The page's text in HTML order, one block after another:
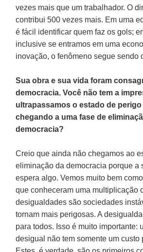
vezes mais que um trabalhador. O
contribui 500 vezes mais. Em uma
é fácil identificar quem faz os gols;
inclusive se entramos em uma
inovação, o fenômeno segue sendo
Sua obra e sua vida foram
democracia. Você não tem a
ultrapassamos o estado de
chegando a uma fase de
democracia?
Creio que ainda não chegamos ao
eliminação da democracia porque a
espera algo. Vemos muito bem
que conheceram uma multiplicação
desigualdades são sociedades
tornam mais perigosas. A
para todos. Isso é muito importante:
desigual não tem somente um custo